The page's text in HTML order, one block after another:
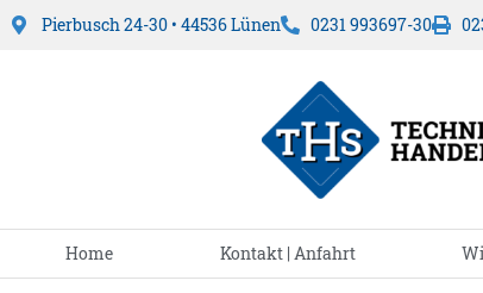
Pierbusch 24-30 • 44536 Lünen 0231 993697-30
Home Kontakt | Anfahrt